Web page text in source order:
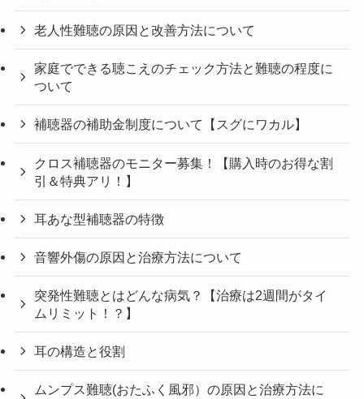
老人性難聴の原因と改善方法について
家庭でできる聴こえのチェック方法と難聴の程度に
ついて
補聴器の補助金制度について【スグにワカル】
クロス補聴器のモニター募集！【購入時のお得な割
引＆特典アリ！】
耳あな型補聴器の特徴
音響外傷の原因と治療方法について
突発性難聴とはどんな病気？【治療は2週間がタイ
ムリミット！？】
耳の構造と役割
ムンプス難聴(おたふく風邪）の原因と治療方法に